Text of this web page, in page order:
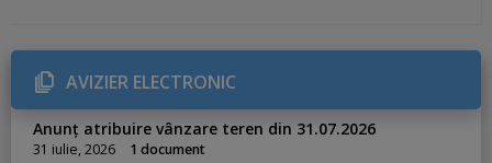
r
i
e
s
AVIZIER ELECTRONIC
Anunț atribuire vânzare teren din 31.07.2026
31 iulie, 2026 1 document